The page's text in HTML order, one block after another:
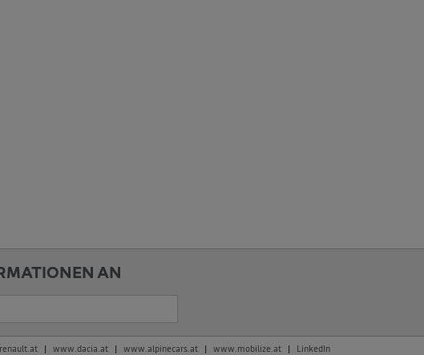
AN
LinkedIn
www.mobilize.at
www.alpinecars.at
www.dacia.at